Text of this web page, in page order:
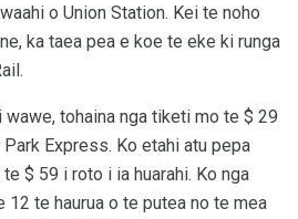
o Union Station. Kei te noho
ka taea pea e koe te eke ki runga
wawe, tohaina nga tiketi mo te $ 29
Express. Ko etahi atu pepa
$ 59 i roto i ia huarahi. Ko nga
te haurua o te putea no te mea